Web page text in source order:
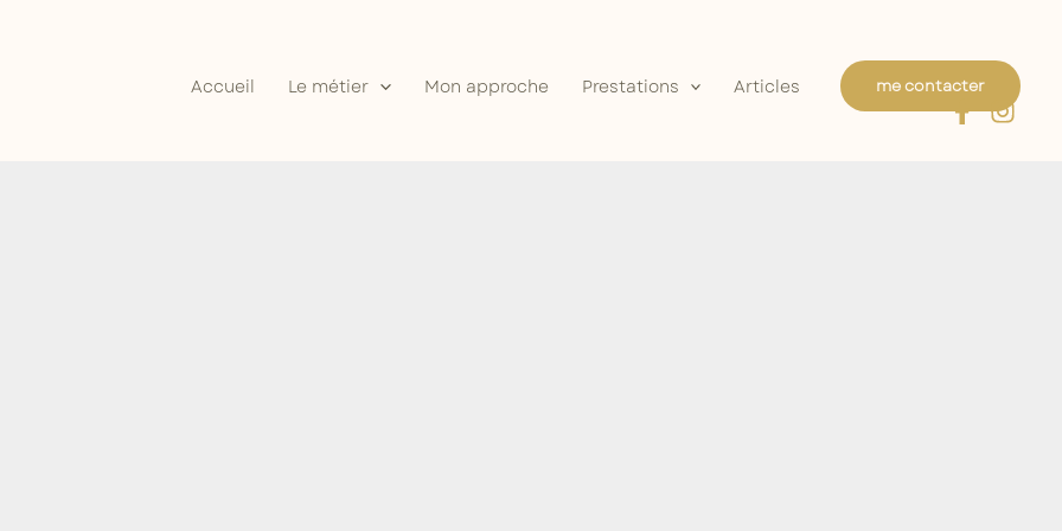
Accueil Le métier Mon approche Prestations Articles me contacter